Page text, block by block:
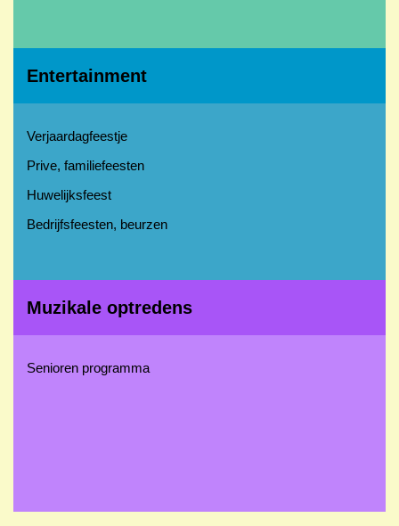
Entertainment
Verjaardagfeestje
Prive, familiefeesten
Huwelijksfeest
Bedrijfsfeesten, beurzen
Muzikale optredens
Senioren programma